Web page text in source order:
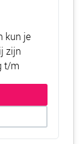
kun je
zijn
t/m